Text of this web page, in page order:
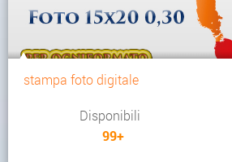
stampa foto digitale
Disponibili
99+